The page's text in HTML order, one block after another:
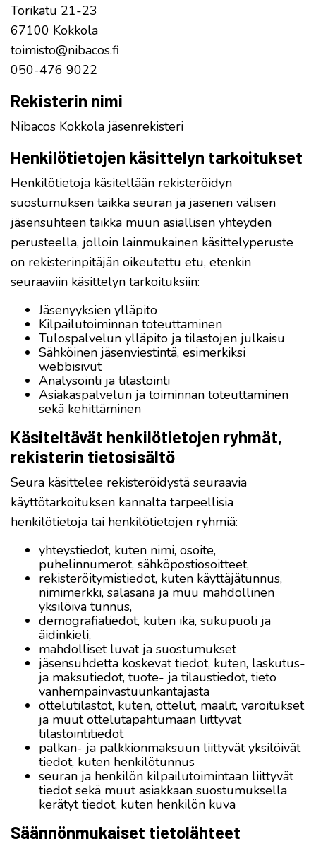
Torikatu 21-23
67100 Kokkola
toimisto@nibacos.fi
050-476 9022
Rekisterin nimi
Nibacos Kokkola jäsenrekisteri
Henkilötietojen käsittelyn tarkoitukset
Henkilötietoja käsitellään rekisteröidyn
suostumuksen taikka seuran ja jäsenen välisen
jäsensuhteen taikka muun asiallisen yhteyden
perusteella, jolloin lainmukainen käsittelyperuste
on rekisterinpitäjän oikeutettu etu, etenkin
seuraaviin käsittelyn tarkoituksiin:
Jäsenyyksien ylläpito
Kilpailutoiminnan toteuttaminen
Tulospalvelun ylläpito ja tilastojen julkaisu
Sähköinen jäsenviestintä, esimerkiksi
webbisivut
Analysointi ja tilastointi
Asiakaspalvelun ja toiminnan toteuttaminen
sekä kehittäminen
Käsiteltävät henkilötietojen ryhmät,
rekisterin tietosisältö
Seura käsittelee rekisteröidystä seuraavia
käyttötarkoituksen kannalta tarpeellisia
henkilötietoja tai henkilötietojen ryhmiä:
yhteystiedot, kuten nimi, osoite,
puhelinnumerot, sähköpostiosoitteet,
rekisteröitymistiedot, kuten käyttäjätunnus,
nimimerkki, salasana ja muu mahdollinen
yksilöivä tunnus,
demografiatiedot, kuten ikä, sukupuoli ja
äidinkieli,
mahdolliset luvat ja suostumukset
jäsensuhdetta koskevat tiedot, kuten, laskutus-
ja maksutiedot, tuote- ja tilaustiedot, tieto
vanhempainvastuunkantajasta
ottelutilastot, kuten, ottelut, maalit, varoitukset
ja muut ottelutapahtumaan liittyvät
tilastointitiedot
palkan- ja palkkionmaksuun liittyvät yksilöivät
tiedot, kuten henkilötunnus
seuran ja henkilön kilpailutoimintaan liittyvät
tiedot sekä muut asiakkaan suostumuksella
kerätyt tiedot, kuten henkilön kuva
Säännönmukaiset tietolähteet